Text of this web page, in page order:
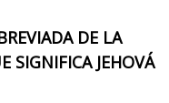
DE LA
SIGNIFICA JEHOVÁ